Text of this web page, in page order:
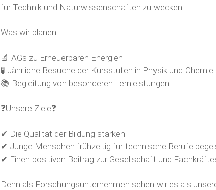
für Technik und Naturwissenschaften zu wecken.
Was wir planen:
🔬 AGs zu Erneuerbaren Energien
🧪 Jährliche Besuche der Kursstufen in Physik und Chemie
📚 Begleitung von besonderen Lernleistungen
❓Unsere Ziele❓
✔ Die Qualität der Bildung stärken
✔ Junge Menschen frühzeitig für technische Berufe
✔ Einen positiven Beitrag zur Gesellschaft und
Denn als Forschungsunternehmen sehen wir es als